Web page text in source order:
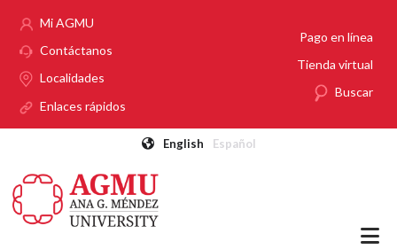
Mi AGMU
Contáctanos
Localidades
Enlaces rápidos
Pago en línea
Tienda virtual
Buscar
English Español